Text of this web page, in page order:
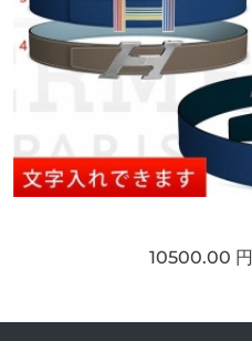
10500.00 円